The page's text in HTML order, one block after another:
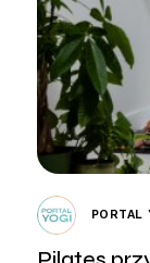
PORTAL